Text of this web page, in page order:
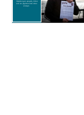
παράνομοι φορείς, όπου
και αν βρίσκονται στον
κόσμο.